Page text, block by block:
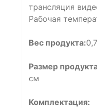
трансляция
Рабочая
Вес продукта:
Размер
см
Комплектация: